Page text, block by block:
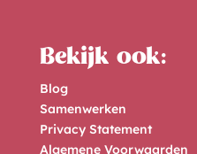
Bekijk ook:
Blog
Samenwerken
Privacy Statement
Algemene Voorwaarden